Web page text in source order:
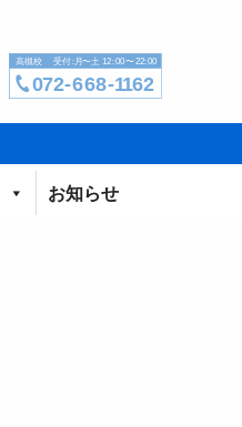
お知らせ